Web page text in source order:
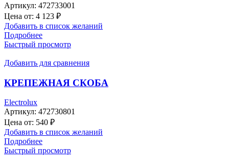
Артикул: 472733001
Цена от: 4 123 ₽
Добавить в список желаний
Подробнее
Быстрый просмотр
Добавить для сравнения
КРЕПЕЖНАЯ СКОБА
Electrolux
Артикул: 472730801
Цена от: 540 ₽
Добавить в список желаний
Подробнее
Быстрый просмотр